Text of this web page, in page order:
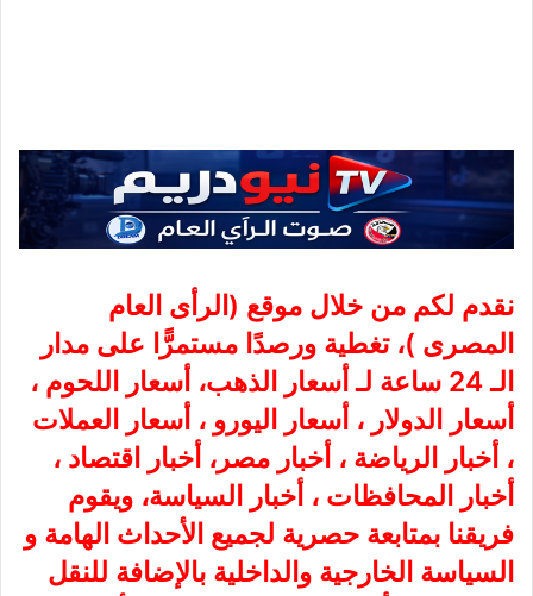
نقدم لكم من خلال موقع ( الرأى العام
المصرى )، تغطية ورصدًا مستمرًّا على مدار
الـ 24 ساعة لـ أسعار الذهب، أسعار اللحوم ،
أسعار الدولار ، أسعار اليورو ، أسعار العملات
، أخبار الرياضة ، أخبار مصر، أخبار اقتصاد ،
أخبار المحافظات ، أخبار السياسة، ويقوم
فريقنا بمتابعة حصرية لجميع الأحداث الهامة و
السياسة الخارجية والداخلية بالإضافة للنقل